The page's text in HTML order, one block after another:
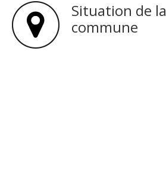
Situation de la
commune